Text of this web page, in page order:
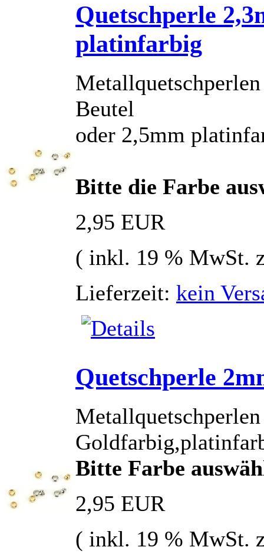
Quetschperle
platinfarbig
Beutel
oder 2,5mm
Bitte die Farbe
2,95 EUR
( inkl. 19 % MwSt.
Lieferzeit: kein
Quetschperle
Bitte Farbe
2,95 EUR
( inkl. 19 % MwSt.